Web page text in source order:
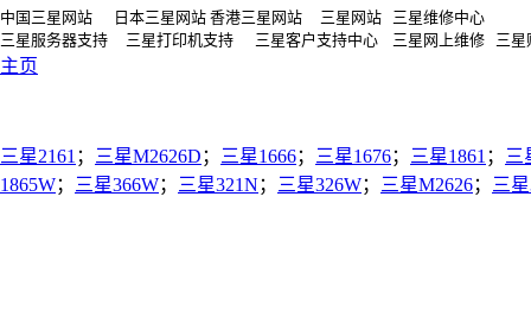
中国三星网站 日本三星网站 香港三星网站 三星网站 三星维修中心
三星服务器支持 三星打印机支持 三星客户支持中心 三星网上维修 三星
主页
三星2161 ； 三星M2626D ； 三星1666； 三星1676； 三星1861 ；
三
1865W； 三星366W； 三星321N ； 三星326W； 三星M2626； 三